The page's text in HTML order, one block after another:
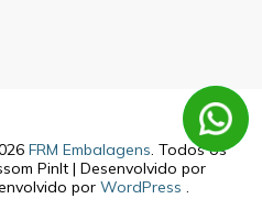
FRM Embalagens. Todos os
PinIt | Desenvolvido por
por WordPress .